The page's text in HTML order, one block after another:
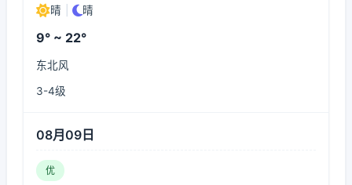
晴 晴
9° ~ 22°
东北风
3-4级
08月09日
优